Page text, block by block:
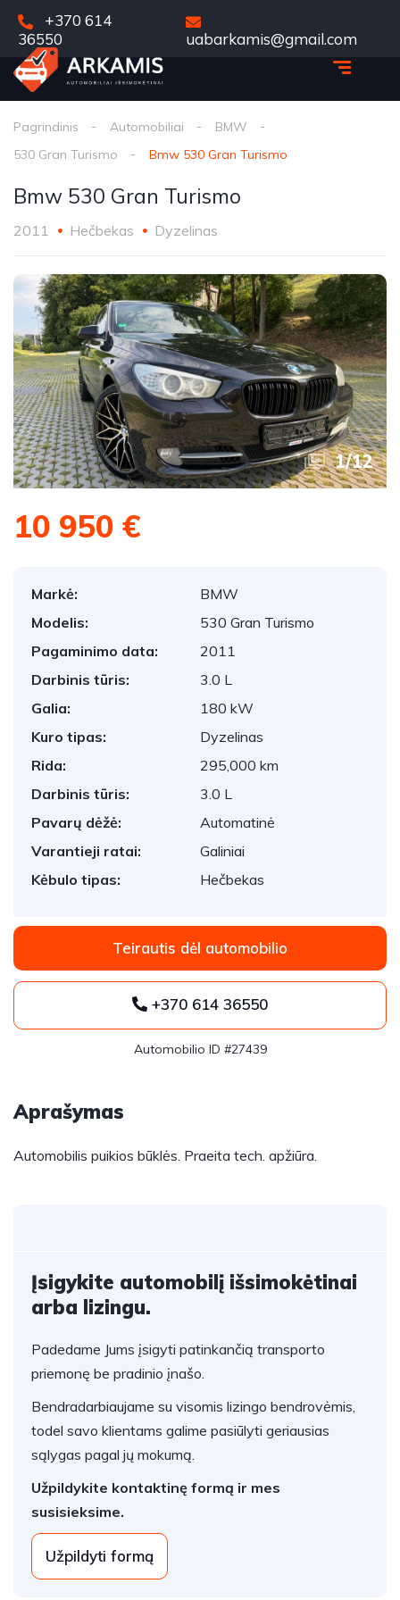
+370 614
36550
uabarkamis@gmail.com
Pagrindinis Automobiliai
BMW
530 Gran Turismo
Bmw 530 Gran Turismo
Bmw 530 Gran Turismo
2011 Hečbekas Dyzelinas
1/12
10 950 €
Markė:
BMW
Modelis:
530 Gran Turismo
Pagaminimo data:
2011
Darbinis tūris:
3.0 L
Galia:
180 kW
Kuro tipas:
Dyzelinas
Rida:
295,000 km
Darbinis tūris:
3.0 L
Pavarų dėžė:
Automatinė
Varantieji ratai:
Galiniai
Kėbulo tipas:
Hečbekas
Teirautis dėl automobilio
+370 614 36550
Automobilio ID #27439
Aprašymas
Automobilis puikios būklės. Praeita tech. apžiūra.
Įsigykite automobilį išsimokėtinai
arba lizingu.
Padedame Jums įsigyti patinkančią transporto
priemonę be pradinio įnašo.
Bendradarbiaujame su visomis lizingo bendrovėmis,
todel savo klientams galime pasiūlyti geriausias
sąlygas pagal jų mokumą.
Užpildykite kontaktinę formą ir mes
susisieksime.
Užpildyti formą